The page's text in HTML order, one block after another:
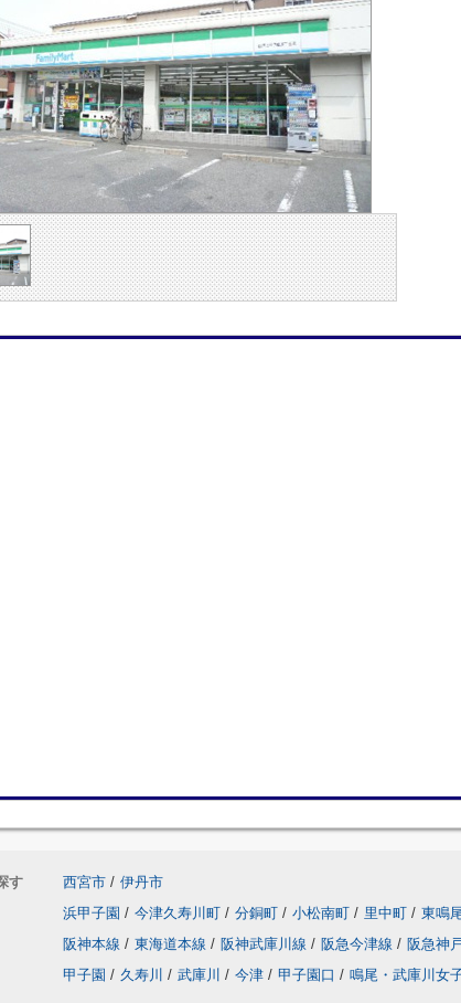
す 西宮市 / 伊丹市
浜甲子園 / 今津久寿川町 / 分銅町 / 小松南町 / 里中町 / 東鳴
阪神本線 / 東海道本線 / 阪神武庫川線 / 阪急今津線 / 阪急神
甲子園 / 久寿川 / 武庫川 / 今津 / 甲子園口 / 鳴尾・武庫川女